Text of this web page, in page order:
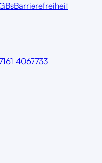
Barrierefreiheit
4067733